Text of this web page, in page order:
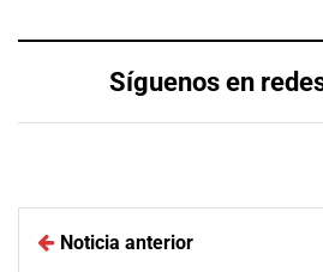
Síguenos en
Noticia anterior